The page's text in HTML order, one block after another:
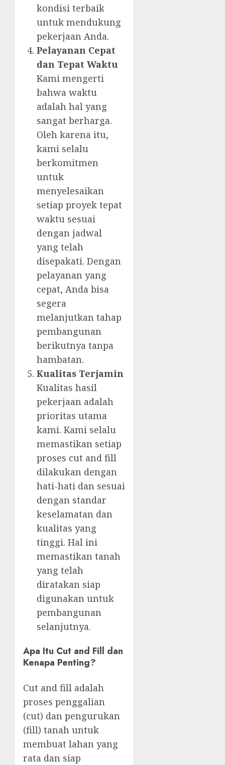
kondisi terbaik
untuk mendukung
pekerjaan Anda.
Pelayanan Cepat
dan Tepat Waktu
Kami mengerti
bahwa waktu
adalah hal yang
sangat berharga.
Oleh karena itu,
kami selalu
berkomitmen
untuk
menyelesaikan
setiap proyek tepat
waktu sesuai
dengan jadwal
yang telah
disepakati. Dengan
pelayanan yang
cepat, Anda bisa
segera
melanjutkan tahap
pembangunan
berikutnya tanpa
hambatan.
Kualitas Terjamin
Kualitas hasil
pekerjaan adalah
prioritas utama
kami. Kami selalu
memastikan setiap
proses cut and fill
dilakukan dengan
hati-hati dan sesuai
dengan standar
keselamatan dan
kualitas yang
tinggi. Hal ini
memastikan tanah
yang telah
diratakan siap
digunakan untuk
pembangunan
selanjutnya.
Apa Itu Cut and Fill dan
Kenapa Penting?
Cut and fill adalah
proses penggalian
(cut) dan pengurukan
(fill) tanah untuk
membuat lahan yang
rata dan siap